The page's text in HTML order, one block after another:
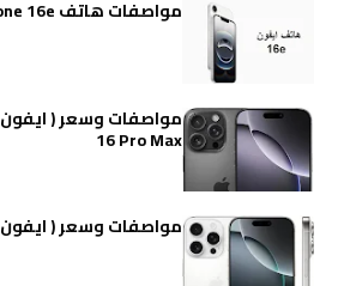
مواصفات هاتف iPhone 16e
16 Pro Max
مواصفات وسعر ( ايفون 16 برو ) iPhone 16 Pro